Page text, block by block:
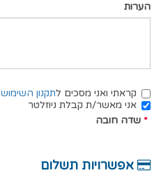
הערות
קראתי ואני מסכים לתקנון השימוש
אני מאשר/ת קבלת ניוזלטר
* שדה חובה
אפשרויות תשלום